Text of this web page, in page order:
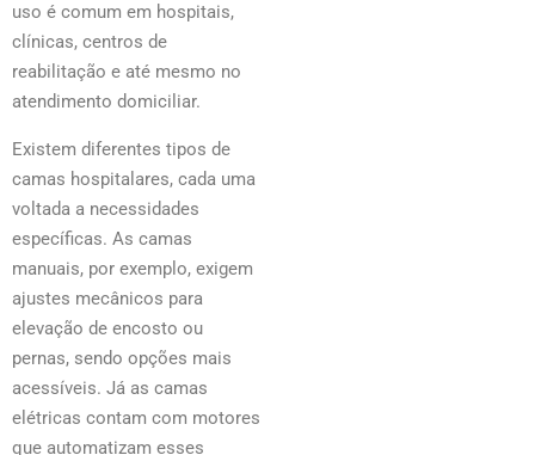
uso é comum em hospitais,
clínicas, centros de
reabilitação e até mesmo no
atendimento domiciliar.
Existem diferentes tipos de
camas hospitalares, cada uma
voltada a necessidades
específicas. As camas
manuais, por exemplo, exigem
ajustes mecânicos para
elevação de encosto ou
pernas, sendo opções mais
acessíveis. Já as camas
elétricas contam com motores
que automatizam esses